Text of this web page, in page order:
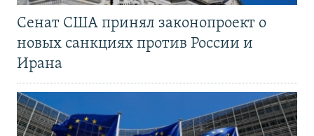
Сенат США принял законопроект о
новых санкциях против России и
Ирана